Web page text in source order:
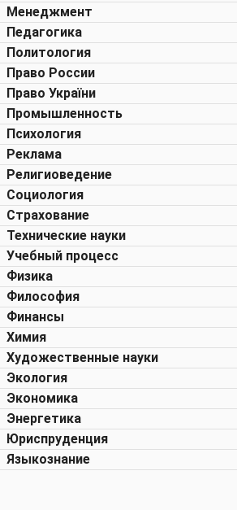
Менеджмент
Педагогика
Политология
Право России
Право України
Промышленность
Психология
Реклама
Религиоведение
Социология
Страхование
Технические науки
Учебный процесс
Физика
Философия
Финансы
Химия
Художественные науки
Экология
Экономика
Энергетика
Юриспруденция
Языкознание